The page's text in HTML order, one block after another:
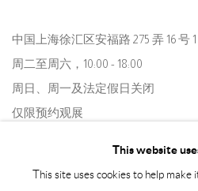
中国上海徐汇区安福路 275 弄 16 号 1
周二至周六，10:00 - 18:00
周日、周一及法定假日关闭
仅限预约观展
This website
This site uses cookies to help make